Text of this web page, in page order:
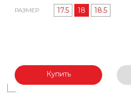
РАЗМЕР 17.5 18 18.5
Купить